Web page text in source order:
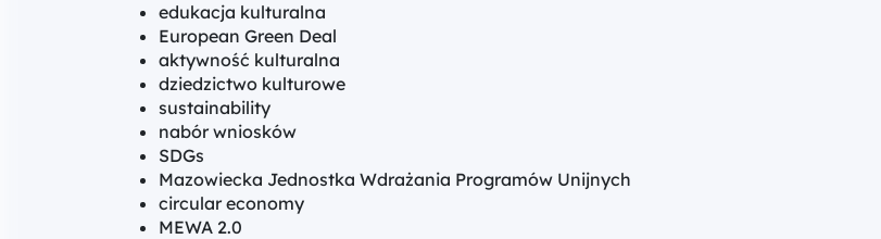
edukacja kulturalna
European Green Deal
aktywność kulturalna
dziedzictwo kulturowe
sustainability
nabór wniosków
SDGs
Mazowiecka Jednostka Wdrażania Programów Unijnych
circular economy
MEWA 2.0